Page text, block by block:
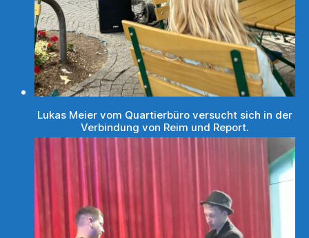
Lukas Meier vom Quartierbüro versucht sich in der
Verbindung von Reim und Report.